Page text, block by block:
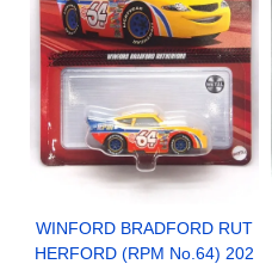
WINFORD BRADFORD RUT
HERFORD (RPM No.64) 202